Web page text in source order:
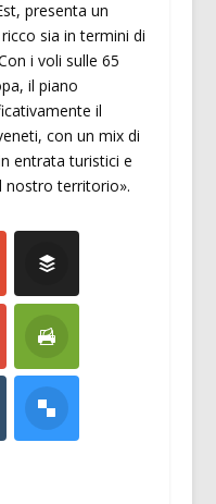
presenta un
sia in termini di
i voli sulle 65
il piano
il
con un mix di
entrata turistici e
nostro territorio».